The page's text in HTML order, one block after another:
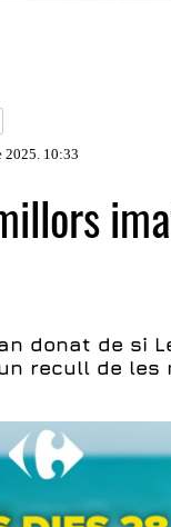
2025. 10:33
donat de si
recull de les